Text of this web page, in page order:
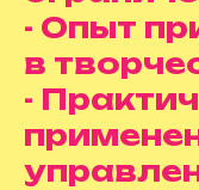
- Опыт
в
-